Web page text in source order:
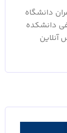
دانشگاه
دانشکده
آنلاین